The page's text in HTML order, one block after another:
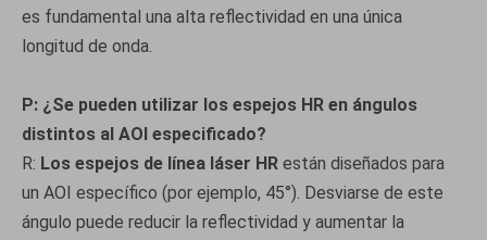
es fundamental una alta reflectividad en una única
longitud de onda.
P: ¿Se pueden utilizar los espejos HR en ángulos
distintos al AOI especificado?
R: Los espejos de línea láser HR están diseñados para
un AOI específico (por ejemplo, 45°). Desviarse de este
ángulo puede reducir la reflectividad y aumentar la